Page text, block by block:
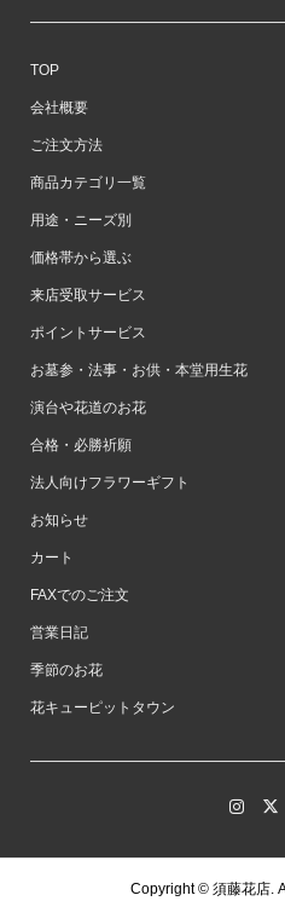
TOP
会社概要
ご注文方法
商品カテゴリ一覧
用途・ニーズ別
価格帯から選ぶ
来店受取サービス
ポイントサービス
お墓参・法事・お供・本堂用生花
演台や花道のお花
合格・必勝祈願
法人向けフラワーギフト
お知らせ
カート
FAXでのご注文
営業日記
季節のお花
花キューピットタウン
Copyright ©須藤花店.